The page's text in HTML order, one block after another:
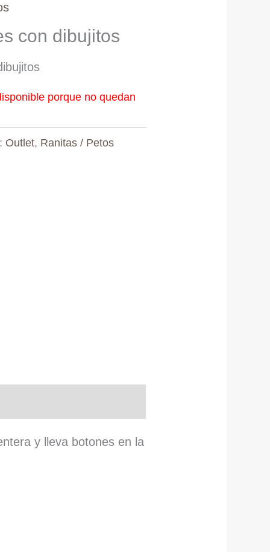
con dibujitos
porque no quedan
Outlet, Ranitas / Petos
y lleva botones en la